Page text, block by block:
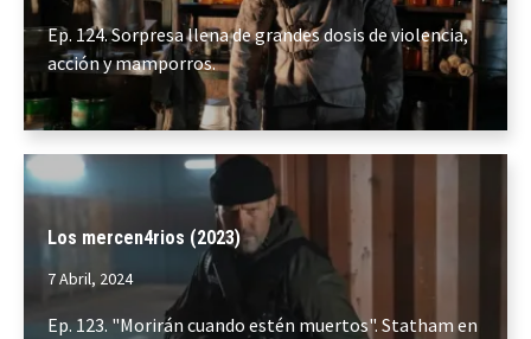
Ep. 124. Sorpresa llena de grandes dosis de violencia,
acción y mamporros.
Los mercen4rios (2023)
7 Abril, 2024
Ep. 123. "Morirán cuando estén muertos". Statham en